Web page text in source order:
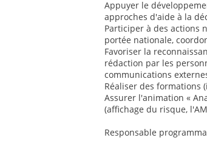
Appuyer le
approches d'aide à la
Participer à des actions
portée nationale,
Favoriser la
rédaction par les
communications
Réaliser des formations
Assurer l'animation «
(affichage du risque,
Responsable